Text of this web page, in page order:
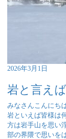
2026年3月1日
岩と言え
みなさんこんにち
岩といえば皆様は
方は岩手山を思い
部の界隈で思いを